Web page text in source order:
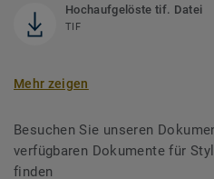
Hochaufgelöste tif. Datei
TIF
Mehr zeigen
Besuchen Sie unseren
verfügbaren Dokumente für
finden